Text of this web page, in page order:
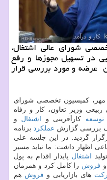
شورای عالی اشتغال،
در تسهیل مجوزها و رفع
عرضه و مورد بررسی قرار
مهر، كمیسیون تخصصی شورای
وزیر تعاون، كار و رفاه
توسعه كارآفرینی و اشتغال و
بررسی گزارش عملكردبرنامه
گردید. در این جلسه علی
اظهار داشت: ما نباید مسیر
اشتغال پایدار اقدام به پول
فروش را كامل كرد و همزمان
های بازاریابی و فروش هم